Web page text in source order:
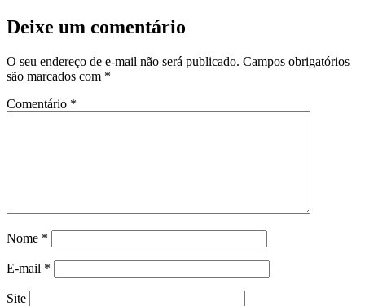
Deixe um comentário
O seu endereço de e-mail não será publicado. Campos obrigatórios
são marcados com *
Comentário *
Nome *
E-mail *
Site